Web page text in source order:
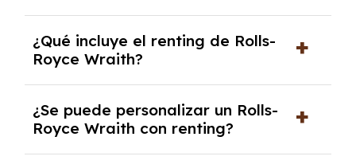
contrato de alquiler a largo plazo en el que
pagas una cuota mensual fija por el uso del
coche durante un periodo determinado,
generalmente entre 2 y 5 años.
¿Qué incluye el renting de Rolls-
Royce Wraith?
seguro a todo riesgo, mantenimiento,
reparaciones, impuestos, asistencia en
carretera y gestión de la documentación.
¿Se puede personalizar un Rolls-
Royce Wraith con renting?